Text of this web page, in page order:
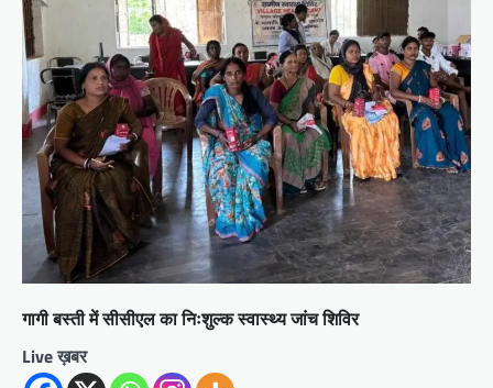
गागी बस्ती में सीसीएल का निःशुल्क स्वास्थ्य जांच शिविर
Live ख़बर